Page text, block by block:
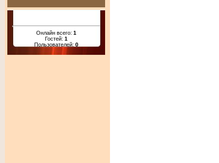
Онлайн всего: 1
Гостей: 1
Пользователей: 0